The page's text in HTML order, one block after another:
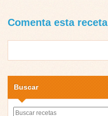
Comenta esta receta
Buscar